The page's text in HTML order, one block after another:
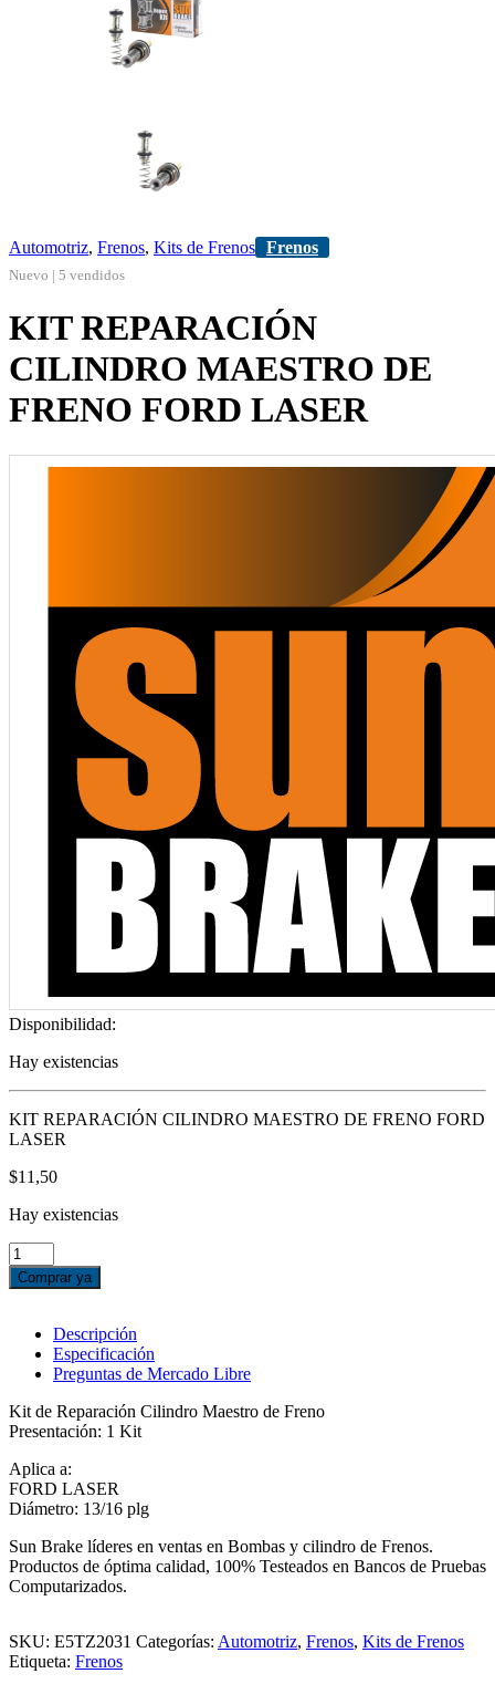
Automotriz, Frenos, Kits de Frenos Frenos
Nuevo | 5 vendidos
KIT REPARACIÓN
CILINDRO MAESTRO DE
FRENO FORD LASER
Disponibilidad:
Hay existencias
KIT REPARACIÓN CILINDRO MAESTRO DE FRENO FORD
LASER
$11,50
Hay existencias
KIT
REPARACIÓN
CILINDRO
FRENO
FORD
cantidad
Comprar ya
Descripción
Especificación
Preguntas de Mercado Libre
Kit de Reparación Cilindro Maestro de Freno
Presentación: 1 Kit
Aplica a:
FORD LASER
Diámetro: 13/16 plg
Sun Brake líderes en ventas en Bombas y cilindro de Frenos.
Productos de óptima calidad, 100% Testeados en Bancos de Pruebas
Computarizados.
SKU: E5TZ2031 Categorías: Automotriz, Frenos, Kits de Frenos
Etiqueta: Frenos